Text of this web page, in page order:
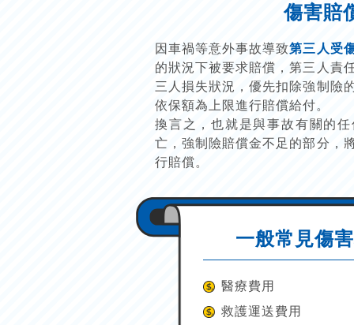
傷害賠
因車禍等意外事故導致第三人受
的狀況下被要求賠償，第三人責
三人損失狀況，優先扣除強制險
依保額為上限進行賠償給付。
換言之，也就是與事故有關的
亡，強制險賠償金不足的部分，
行賠償。
一般常見傷
醫療費用
救護運送費用